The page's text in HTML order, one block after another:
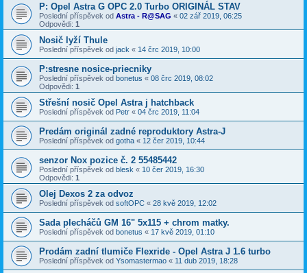
P: Opel Astra G OPC 2.0 Turbo ORIGINÁL STAV
Poslední příspěvek od Astra - R@SAG « 02 zář 2019, 06:25
Odpovědi: 1
Nosič lyží Thule
Poslední příspěvek od jack « 14 črc 2019, 10:00
P:stresne nosice-priecniky
Poslední příspěvek od bonetus « 08 črc 2019, 08:02
Odpovědi: 1
Střešní nosič Opel Astra j hatchback
Poslední příspěvek od Petr « 04 črc 2019, 11:04
Predám originál zadné reproduktory Astra-J
Poslední příspěvek od gotha « 12 čer 2019, 10:44
senzor Nox pozice č. 2 55485442
Poslední příspěvek od blesk « 10 čer 2019, 16:30
Odpovědi: 1
Olej Dexos 2 za odvoz
Poslední příspěvek od softOPC « 28 kvě 2019, 12:02
Sada plecháčů GM 16" 5x115 + chrom matky.
Poslední příspěvek od bonetus « 17 kvě 2019, 01:10
Prodám zadní tlumiče Flexride - Opel Astra J 1.6 turbo
Poslední příspěvek od Ysomastermao « 11 dub 2019, 18:28